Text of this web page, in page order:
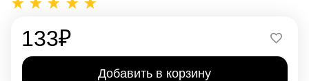
133₽
Добавить в корзину